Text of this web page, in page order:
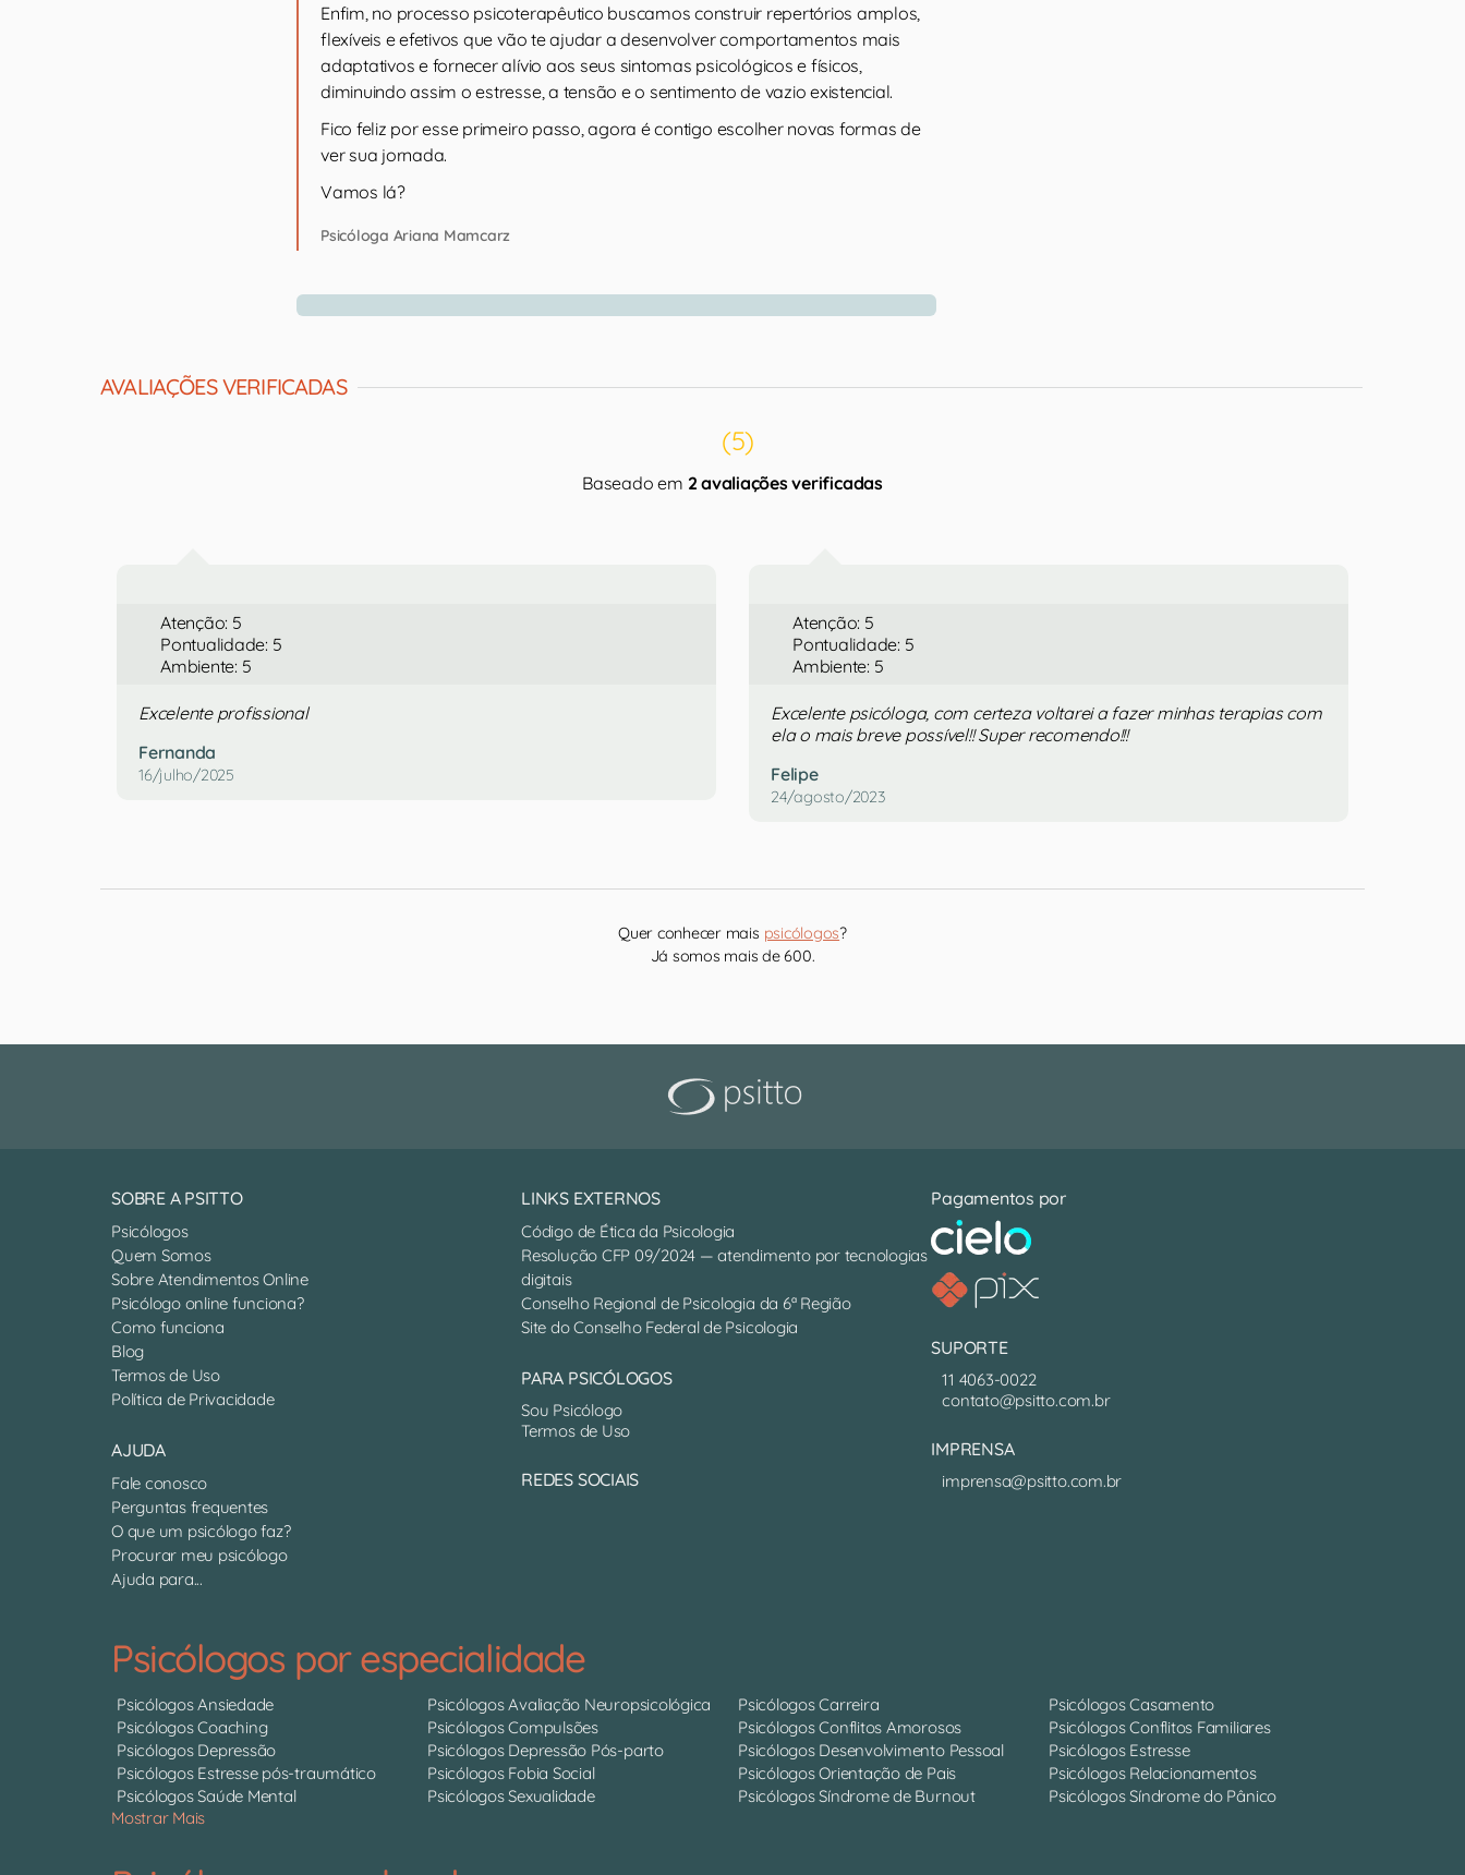
Enfim, no processo psicoterapêutico buscamos construir repertórios amplos,
flexíveis e efetivos que vão te ajudar a desenvolver comportamentos mais
adaptativos e fornecer alívio aos seus sintomas psicológicos e físicos,
diminuindo assim o estresse, a tensão e o sentimento de vazio existencial.
Fico feliz por esse primeiro passo, agora é contigo escolher novas formas de
ver sua jornada.
Vamos lá?
Psicóloga Ariana Mamcarz
AVALIAÇÕES VERIFICADAS
(5)
Baseado em 2 avaliações verificadas
Atenção: 5
Pontualidade: 5
Ambiente: 5
Excelente profissional
Fernanda
16/julho/2025
Atenção: 5
Pontualidade: 5
Ambiente: 5
Excelente psicóloga, com certeza voltarei a fazer minhas terapias com
ela o mais breve possível!! Super recomendo!!!
Felipe
24/agosto/2023
Quer conhecer mais psicólogos?
Já somos mais de 600.
SOBRE A PSITTO
Psicólogos
Quem Somos
Sobre Atendimentos Online
Psicólogo online funciona?
Como funciona
Blog
Termos de Uso
Política de Privacidade
AJUDA
Fale conosco
Perguntas frequentes
O que um psicólogo faz?
Procurar meu psicólogo
Ajuda para...
LINKS EXTERNOS
Código de Ética da Psicologia
Resolução CFP 09/2024 — atendimento por tecnologias
digitais
Conselho Regional de Psicologia da 6ª Região
Site do Conselho Federal de Psicologia
PARA PSICÓLOGOS
Sou Psicólogo
Termos de Uso
REDES SOCIAIS
Pagamentos por
SUPORTE
11 4063-0022
contato@psitto.com.br
IMPRENSA
imprensa@psitto.com.br
Psicólogos por especialidade
Psicólogos Ansiedade Psicólogos Avaliação Neuropsicológica Psicólogos Carreira
Psicólogos Casamento
Psicólogos Coaching
Psicólogos Compulsões Psicólogos Conflitos Amorosos
Psicólogos Conflitos Familiares
Psicólogos Depressão
Psicólogos Depressão Pós-parto Psicólogos Desenvolvimento Pessoal
Psicólogos Estresse
Psicólogos Estresse pós-traumático
Psicólogos Fobia Social Psicólogos Orientação de Pais
Psicólogos Relacionamentos
Psicólogos Saúde Mental
Psicólogos Sexualidade Psicólogos Síndrome de Burnout
Psicólogos Síndrome do Pânico
Mostrar Mais